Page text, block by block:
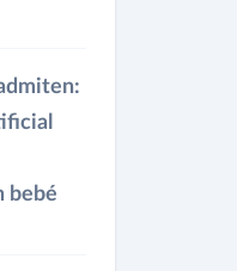
bebé